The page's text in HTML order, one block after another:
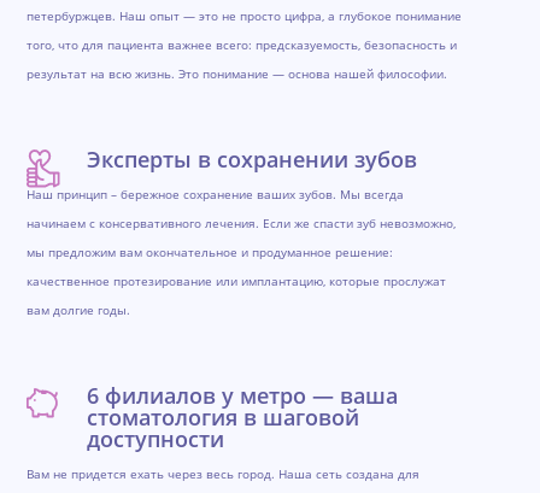
петербуржцев. Наш опыт — это не просто цифра, а глубокое понимание
того, что для пациента важнее всего: предсказуемость, безопасность и
результат на всю жизнь. Это понимание — основа нашей философии.
Эксперты в сохранении зубов
Наш принцип – бережное сохранение ваших зубов. Мы всегда
начинаем с консервативного лечения. Если же спасти зуб невозможно,
мы предложим вам окончательное и продуманное решение:
качественное протезирование или имплантацию, которые прослужат
вам долгие годы.
6 филиалов у метро — ваша
стоматология в шаговой
доступности
Вам не придется ехать через весь город. Наша сеть создана для